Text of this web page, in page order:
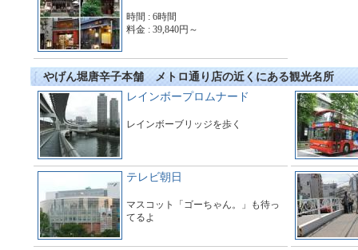
時間 : 6時間
料金 : 39,840円～
やげん堀唐辛子本舗 メトロ通り店の近くにある観光名所
レインボープロムナード
レインボーブリッジを歩く
テレビ朝日
マスコット「ゴーちゃん。」も待っ
てるよ